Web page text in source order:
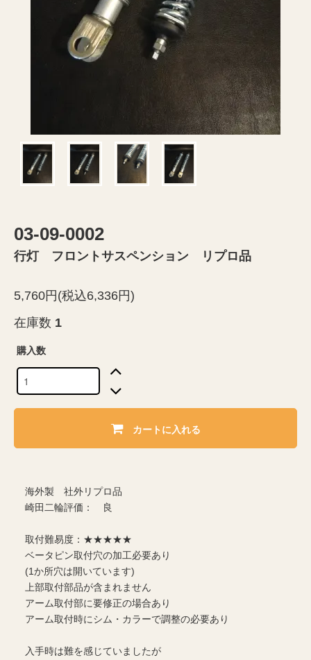
03-09-0002
行灯 フロントサスペンション リプロ品
5,760円(税込6,336円)
在庫数 1
購入数
カートに入れる
海外製 社外リプロ品
崎田二輪評価： 良
取付難易度：★★★★★
ベータピン取付穴の加工必要あり
(1か所穴は開いています)
上部取付部品が含まれません
アーム取付部に要修正の場合あり
アーム取付時にシム・カラーで調整の必要あり
入手時は難を感じていましたが